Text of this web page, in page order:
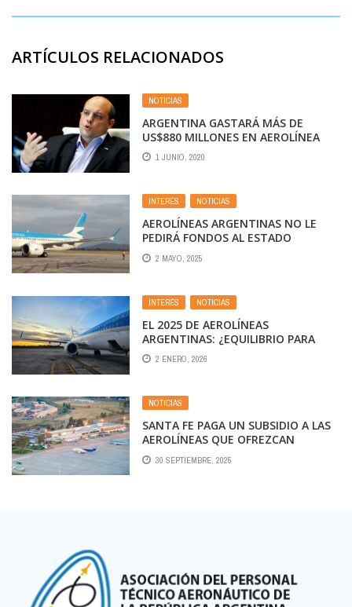
ARTÍCULOS RELACIONADOS
NOTICIAS
ARGENTINA GASTARÁ MÁS DE
US$880 MILLONES EN AEROLÍNEA
ESTATAL
1 JUNIO, 2020
INTERÉS , NOTICIAS
AEROLÍNEAS ARGENTINAS NO LE
PEDIRÁ FONDOS AL ESTADO
2 MAYO, 2025
INTERÉS NOTICIAS
EL 2025 DE AEROLÍNEAS
ARGENTINAS: ¿EQUILIBRIO PARA
VENDERLA?
2 ENERO, 2026
NOTICIAS
SANTA FE PAGA UN SUBSIDIO A LAS
AEROLÍNEAS QUE OFREZCAN
NUEVOS DESTINOS
30 SEPTIEMBRE, 2025